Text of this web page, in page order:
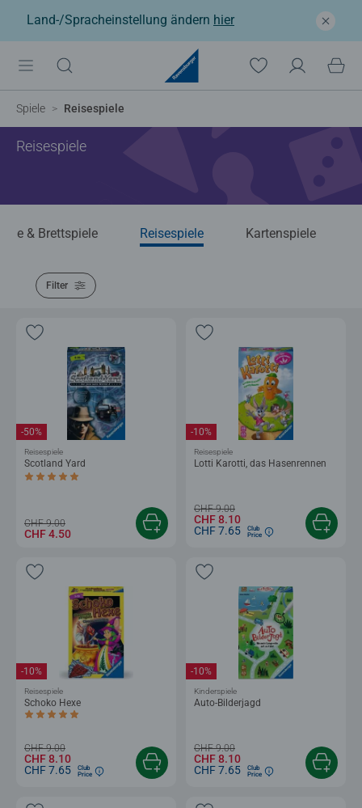
Land-/Spracheinstellung ändern hier
Spiele Reisespiele
Reisespiele
& Brettspiele Reisespiele Kartenspiele
Filter
Scotland Yard
Durchschnittliche Bewertung 5.0 von 5 Sternen.
-50%
Reisespiele
CHF 9.00
CHF 4.50
Lotti Karotti, das Hasenrennen
-10%
Reisespiele
CHF 9.00
CHF 8.10
CHF 7.65
Club
Price
Schoko Hexe
Durchschnittliche Bewertung 5.0 von 5 Sternen.
-10%
Reisespiele
CHF 9.00
CHF 8.10
CHF 7.65
Club
Price
Auto-Bilderjagd
-10%
Kinderspiele
CHF 9.00
CHF 8.10
CHF 7.65
Club
Price